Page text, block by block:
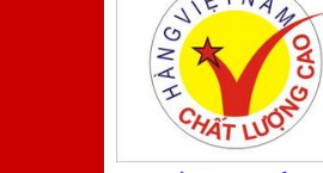
Giày nam
Mã sản phẩm: TA410TM
Giá:800.000 VNĐ